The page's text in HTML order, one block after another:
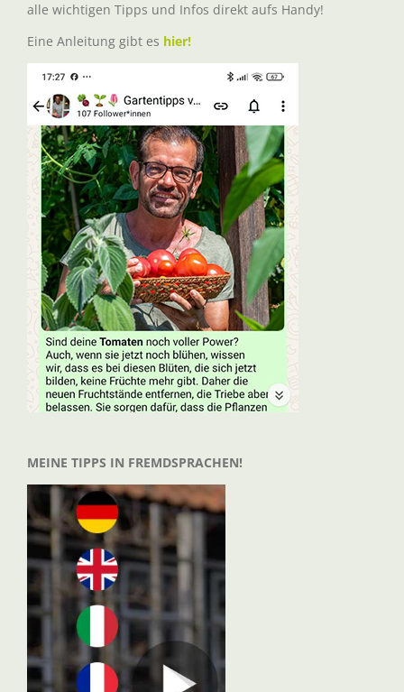
alle wichtigen Tipps und Infos direkt aufs Handy!
Eine Anleitung gibt es hier!
MEINE TIPPS IN FREMDSPRACHEN!